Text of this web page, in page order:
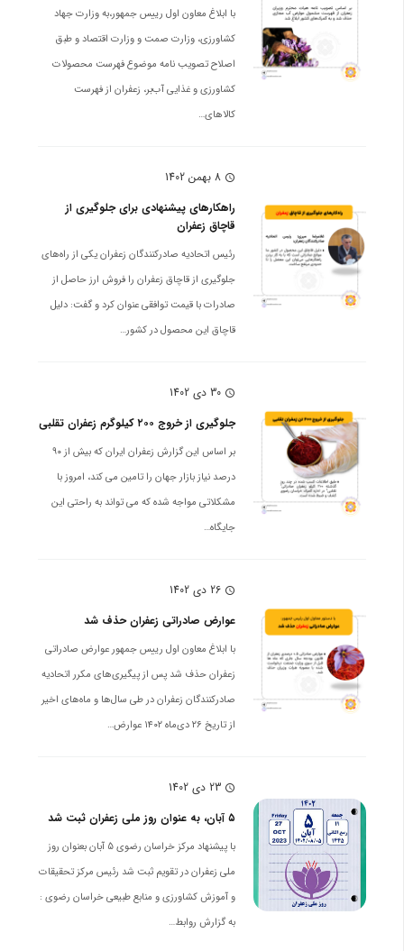
با ابلاغ معاون اول رییس جمهور،به وزارت جهاد
کشاورزی، وزارت صمت و وزارت اقتصاد و طبق
اصلاح تصویب نامه موضوع فهرست محصولات
کشاورزی و غذایی آب‌بر، زعفران از فهرست
کالاهای…
schedule 8 بهمن 1402
راهکارهای پیشنهادی برای جلوگیری از
قاچاق زعفران
رئیس اتحادیه صادرکنندگان زعفران یکی از راه‌های
جلوگیری از قاچاق زعفران را فروش ارز حاصل از
صادرات با قیمت توافقی عنوان کرد و گفت: دلیل
قاچاق این محصول در کشور…
schedule 30 دی 1402
جلوگیری از خروج ۲۰۰ کیلوگرم زعفران تقلبی
بر اساس این گزارش زعفران ایران که بیش از ۹۰
درصد نیاز بازار جهان را تامین می کند، امروز با
مشکلاتی مواجه شده که می تواند به راحتی این
جایگاه…
schedule 26 دی 1402
عوارض صادراتی زعفران حذف شد
با ابلاغ معاون اول رییس جمهور عوارض صادراتی
زعفران حذف شد پس از پیگیری‌های مکرر اتحادیه
صادرکنندگان زعفران در طی سال‌ها و ماه‌های اخیر
از تاریخ ۲۶ دی‌ماه ۱۴۰۲ عوارض…
schedule 23 دی 1402
۵ آبان، به عنوان روز ملی زعفران ثبت شد
با پیشنهاد مركز خراسان رضوی 5 آبان بعنوان روز
ملی زعفران در تقویم ثبت شد رئیس مرکز تحقیقات
و آموزش کشاورزی و منابع طبیعی خراسان رضوی :
به گزارش روابط…